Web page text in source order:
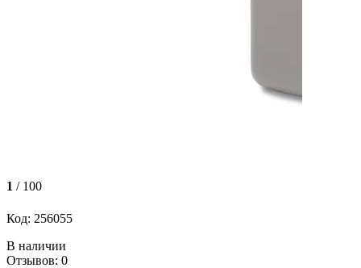
1 / 100
Код: 256055
В наличии
Отзывов: 0